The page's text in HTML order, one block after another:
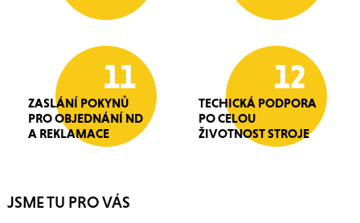
11
ZASLÁNÍ POKYNŮ
PRO OBJEDNÁNÍ ND
A REKLAMACE
12
TECHICKÁ PODPORA
PO CELOU
ŽIVOTNOST STROJE
JSME TU PRO VÁS